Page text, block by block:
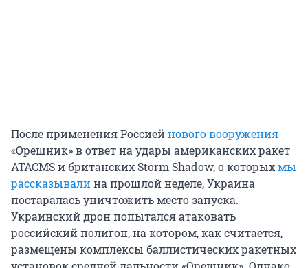
После применения Россиейнового вооружения
«Орешник» в ответ на удары американских ракет
ATACMS и британских Storm Shadow, о которыхмы
рассказывалина прошлой неделе, Украина
постаралась уничтожить место запуска.
Украинский дрон попытался атаковать
российский полигон, на котором, как считается,
размещены комплексы баллистических ракетных